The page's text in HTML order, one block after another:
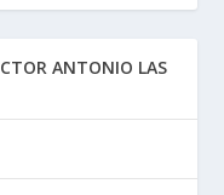
ANTONIO LAS